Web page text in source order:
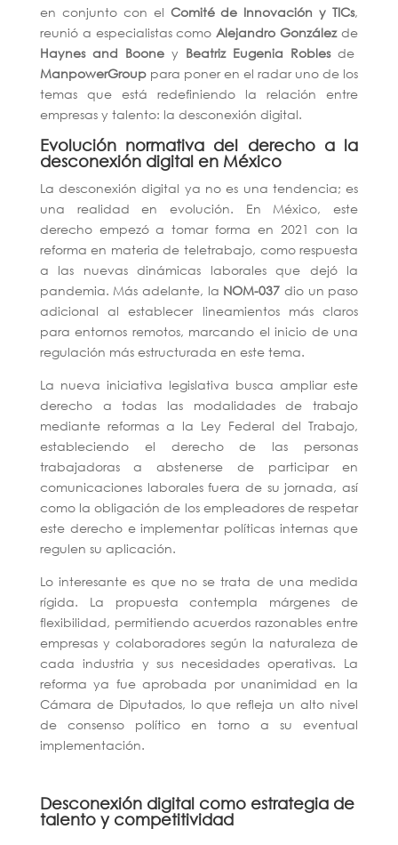
en conjunto con el Comité de Innovación y TICs,
reunió a especialistas como Alejandro Gonzálezde
Haynes and Booney Beatriz Eugenia Roblesde
ManpowerGrouppara poner en el radar uno de los
temas que está redefiniendo la relación entre
empresas y talento: la desconexión digital.
Evolución normativa del derecho a la
desconexión digital en México
La desconexión digital ya no es una tendencia; es
una realidad en evolución. En México, este
derecho empezó a tomar forma en 2021 con la
reforma en materia de teletrabajo, como respuesta
a las nuevas dinámicas laborales que dejó la
pandemia. Más adelante, la NOM-037 dio un paso
adicional al establecer lineamientos más claros
para entornos remotos, marcando el inicio de una
regulación más estructurada en este tema.
La nueva iniciativa legislativa busca ampliar este
derecho a todas las modalidades de trabajo
mediante reformas a la Ley Federal del Trabajo,
estableciendo el derecho de las personas
trabajadoras a abstenerse de participar en
comunicaciones laborales fuera de su jornada, así
como la obligación de los empleadores de respetar
este derecho e implementar políticas internas que
regulen su aplicación.
Lo interesante es que no se trata de una medida
rígida. La propuesta contempla márgenes de
flexibilidad, permitiendo acuerdos razonables entre
empresas y colaboradores según la naturaleza de
cada industria y sus necesidades operativas. La
reforma ya fue aprobada por unanimidad en la
Cámara de Diputados, lo que refleja un alto nivel
de consenso político en torno a su eventual
implementación.
Desconexión digital como estrategia de
talento y competitividad